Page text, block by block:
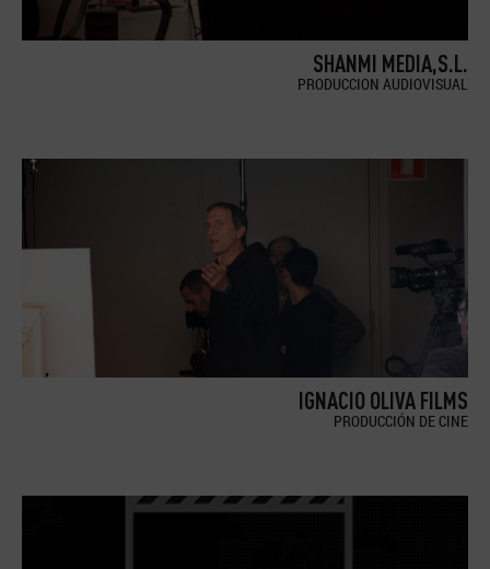
SHANMI MEDIA,S.L.
PRODUCCION AUDIOVISUAL
IGNACIO OLIVA FILMS
PRODUCCIÓN DE CINE